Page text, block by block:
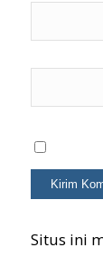
Situs ini